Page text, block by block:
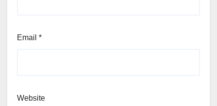
Email *
Website